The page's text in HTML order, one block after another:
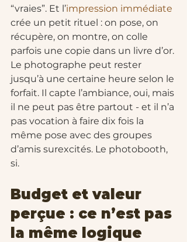
“vraies”. Et l’impression immédiate
crée un petit rituel : on pose, on
récupère, on montre, on colle
parfois une copie dans un livre d’or.
Le photographe peut rester
jusqu’à une certaine heure selon le
forfait. Il capte l’ambiance, oui, mais
il ne peut pas être partout - et il n’a
pas vocation à faire dix fois la
même pose avec des groupes
d’amis surexcités. Le photobooth,
si.
Budget et valeur
perçue : ce n’est pas
la même logique